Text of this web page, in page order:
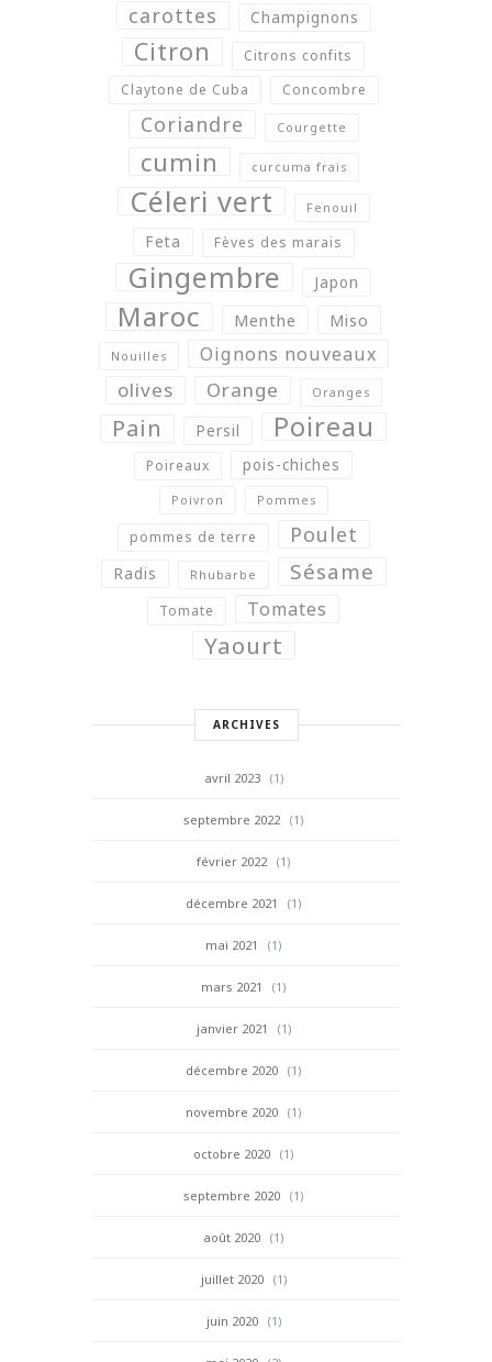
carottes Champignons
Citron
Citrons confits
Claytone de Cuba
Concombre
Coriandre Courgette
cumin curcuma frais
Céleri vert Fenouil
Feta Fèves des marais
Gingembre Japon
Maroc Menthe Miso
Nouilles Oignons nouveaux
olives Orange Oranges
Pain Persil Poireau
Poireaux pois-chiches
Poivron Pommes
pommes de terre Poulet
Radis Rhubarbe Sésame
Tomate Tomates
Yaourt
ARCHIVES
avril 2023 (1)
septembre 2022 (1)
février 2022 (1)
décembre 2021 (1)
mai 2021 (1)
mars 2021 (1)
janvier 2021 (1)
décembre 2020 (1)
novembre 2020 (1)
octobre 2020 (1)
septembre 2020 (1)
août 2020 (1)
juillet 2020 (1)
juin 2020 (1)